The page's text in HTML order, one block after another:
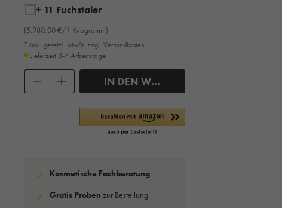
+ 11 Fuchstaler
(5.980,00 €/1 Kilogramm)
* inkl. gesetzl. MwSt. zzgl. Versandkosten
Lieferzeit 3-7 Arbeitstage
IN DEN WARENKORB
✓ Kosmetische Fachberatung
✓ Gratis Proben zur Bestellung